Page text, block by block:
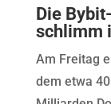
Die
schlimm
Am Freitag
dem etwa